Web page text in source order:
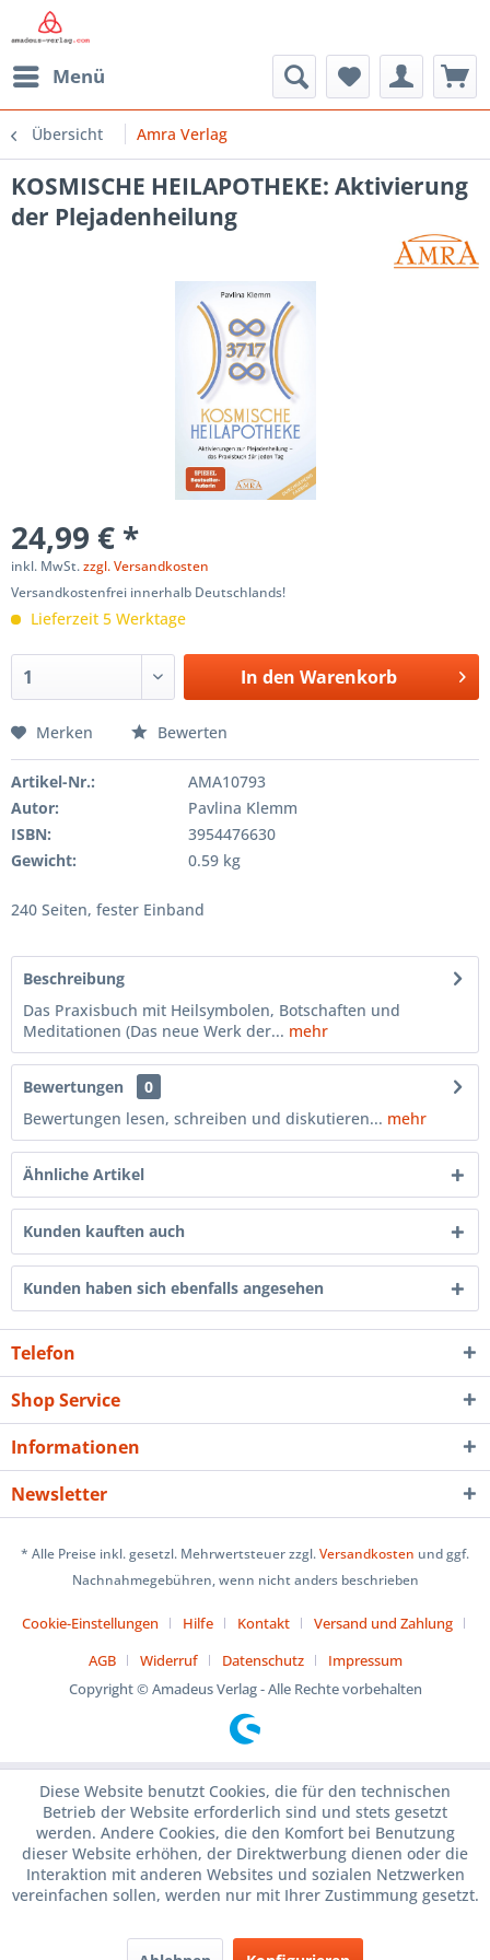
Menü
Übersicht Amra Verlag
KOSMISCHE HEILAPOTHEKE: Aktivierung
der Plejadenheilung
24,99 € *
inkl. MwSt.zzgl. Versandkosten
Versandkostenfrei innerhalb Deutschlands!
Lieferzeit 5 Werktage
In den Warenkorb
Merken Bewerten
Artikel-Nr.:
AMA10793
Autor:
Pavlina Klemm
ISBN:
3954476630
Gewicht:
0.59 kg
240 Seiten, fester Einband
Beschreibung
Das Praxisbuch mit Heilsymbolen, Botschaften und
Meditationen (Das neue Werk der... mehr
Bewertungen
0
Bewertungen lesen, schreiben und diskutieren... mehr
Ähnliche Artikel
Kunden kauften auch
Kunden haben sich ebenfalls angesehen
Telefon
Shop Service
Informationen
Newsletter
* Alle Preise inkl. gesetzl. Mehrwertsteuer zzgl.Versandkosten und ggf.
Nachnahmegebühren, wenn nicht anders beschrieben
Cookie-Einstellungen Hilfe Kontakt
Versand und Zahlung
AGB
Widerruf Datenschutz
Impressum
Copyright © Amadeus Verlag - Alle Rechte vorbehalten
Diese Website benutzt Cookies, die für den technischen
Betrieb der Website erforderlich sind und stets gesetzt
werden. Andere Cookies, die den Komfort bei Benutzung
dieser Website erhöhen, der Direktwerbung dienen oder die
Interaktion mit anderen Websites und sozialen Netzwerken
vereinfachen sollen, werden nur mit Ihrer Zustimmung gesetzt.